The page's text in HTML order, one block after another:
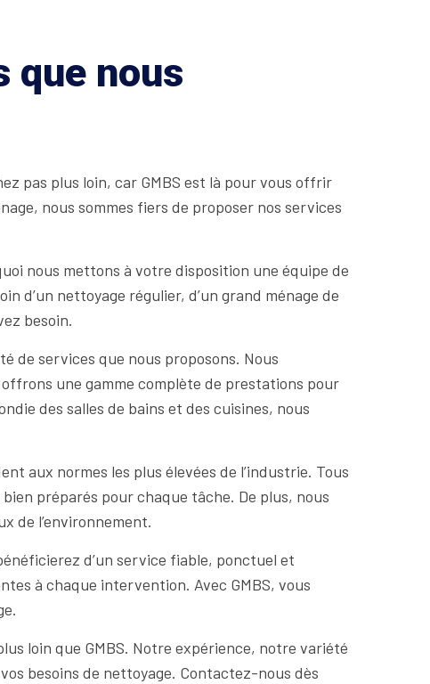
que nous
pas plus loin, car GMBS est là pour vous offrir
nous sommes fiers de proposer nos services
nous mettons à votre disposition une équipe de
d’un nettoyage régulier, d’un grand ménage de
besoin.
de services que nous proposons. Nous
une gamme complète de prestations pour
des salles de bains et des cuisines, nous
aux normes les plus élevées de l’industrie. Tous
préparés pour chaque tâche. De plus, nous
de l’environnement.
d’un service fiable, ponctuel et
à chaque intervention. Avec GMBS, vous
loin que GMBS. Notre expérience, notre variété
besoins de nettoyage. Contactez-nous dès